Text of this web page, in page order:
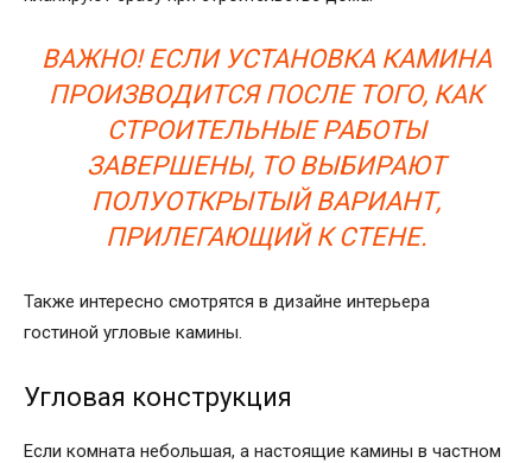
ВАЖНО! ЕСЛИ УСТАНОВКА КАМИНА
ПРОИЗВОДИТСЯ ПОСЛЕ ТОГО, КАК
СТРОИТЕЛЬНЫЕ РАБОТЫ
ЗАВЕРШЕНЫ, ТО ВЫБИРАЮТ
ПОЛУОТКРЫТЫЙ ВАРИАНТ,
ПРИЛЕГАЮЩИЙ К СТЕНЕ.
Также интересно смотрятся в дизайне интерьера
гостиной угловые камины.
Угловая конструкция
Если комната небольшая, а настоящие камины в частном